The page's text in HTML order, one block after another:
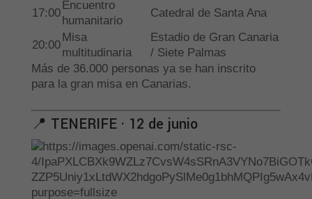
17:00
Encuentro
humanitario
Catedral de Santa Ana
20:00
Misa
multitudinaria
Estadio de Gran Canaria
/ Siete Palmas
Más de 36.000 personas ya se han inscrito
para la gran misa en Canarias.
📍 TENERIFE · 12 de junio